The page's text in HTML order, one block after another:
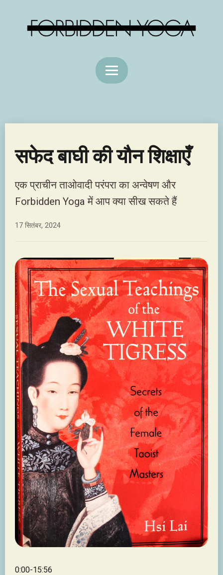
सफेद बाघी की यौन शिक्षाएँ
एक प्राचीन ताओवादी परंपरा का अन्वेषण और
Forbidden Yoga में आप क्या सीख सकते हैं
17 सितंबर, 2024
0:00-15:56